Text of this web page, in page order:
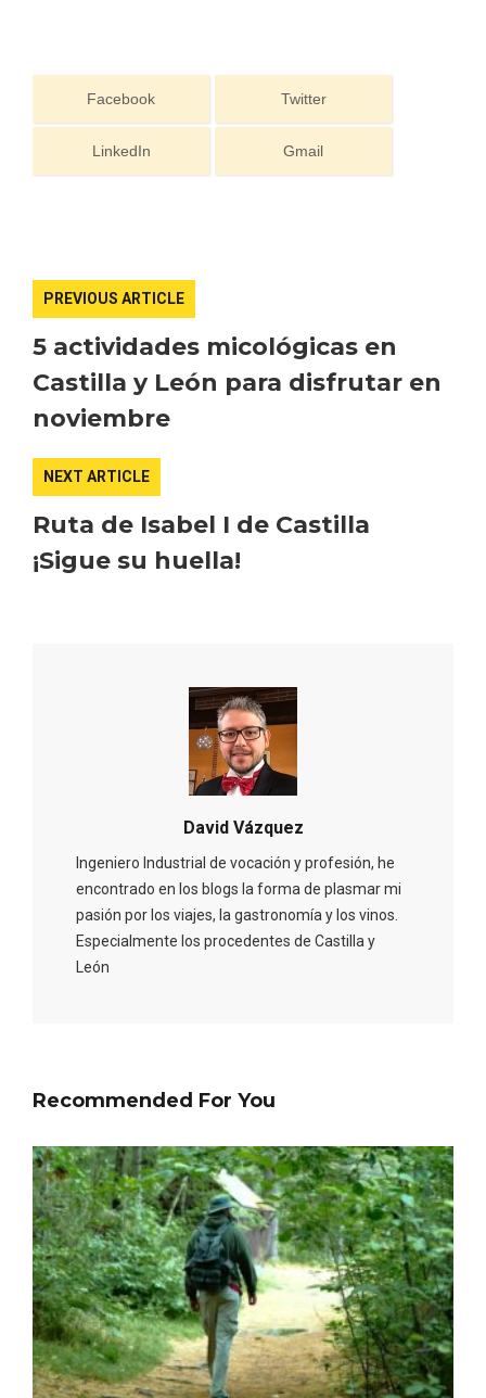
Facebook Twitter
LinkedIn Gmail
PREVIOUS ARTICLE
5 actividades micológicas en
Castilla y León para disfrutar en
noviembre
NEXT ARTICLE
Ruta de Isabel I de Castilla
¡Sigue su huella!
David Vázquez
Ingeniero Industrial de vocación y profesión, he
encontrado en los blogs la forma de plasmar mi
pasión por los viajes, la gastronomía y los vinos.
Especialmente los procedentes de Castilla y
León
Recommended For You
El Espinar, un pueblo oculto de la Sierra
de Guadarrama en su vertiente
Recorre los fiordos leoneses en Riaño
El Cronicón de Oña sale a la calle